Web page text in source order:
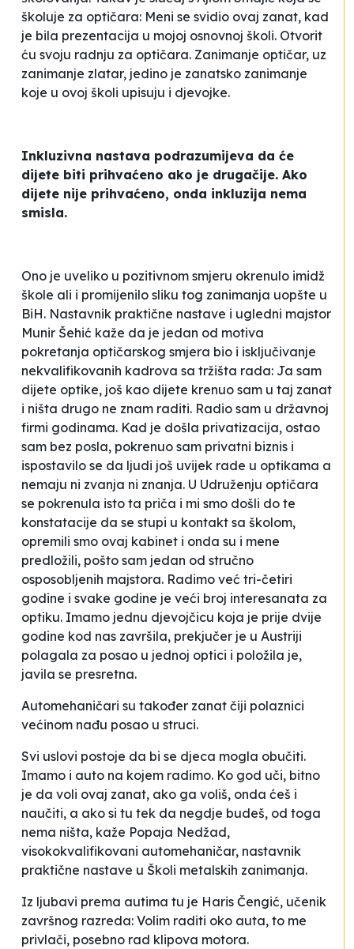
školuje za optičara: Meni se svidio ovaj zanat, kad
je bila prezentacija u mojoj osnovnoj školi. Otvorit
ću svoju radnju za optičara. Zanimanje optičar, uz
zanimanje zlatar, jedino je zanatsko zanimanje
koje u ovoj školi upisuju i djevojke.
Inkluzivna nastava podrazumijeva da će
dijete biti prihvaćeno ako je drugačije. Ako
dijete nije prihvaćeno, onda inkluzija nema
smisla.
Ono je uveliko u pozitivnom smjeru okrenulo imidž
škole ali i promijenilo sliku tog zanimanja uopšte u
BiH. Nastavnik praktične nastave i ugledni majstor
Munir Šehić kaže da je jedan od motiva
pokretanja optičarskog smjera bio i isključivanje
nekvalifikovanih kadrova sa tržišta rada: Ja sam
dijete optike, još kao dijete krenuo sam u taj zanat
i ništa drugo ne znam raditi. Radio sam u državnoj
firmi godinama. Kad je došla privatizacija, ostao
sam bez posla, pokrenuo sam privatni biznis i
ispostavilo se da ljudi još uvijek rade u optikama a
nemaju ni zvanja ni znanja. U Udruženju optičara
se pokrenula isto ta priča i mi smo došli do te
konstatacije da se stupi u kontakt sa školom,
opremili smo ovaj kabinet i onda su i mene
predložili, pošto sam jedan od stručno
osposobljenih majstora. Radimo već tri-četiri
godine i svake godine je veći broj interesanata za
optiku. Imamo jednu djevojčicu koja je prije dvije
godine kod nas završila, prekjučer je u Austriji
polagala za posao u jednoj optici i položila je,
javila se presretna.
Automehaničari su također zanat čiji polaznici
većinom nađu posao u struci.
Svi uslovi postoje da bi se djeca mogla obučiti.
Imamo i auto na kojem radimo. Ko god uči, bitno
je da voli ovaj zanat, ako ga voliš, onda ćeš i
naučiti, a ako si tu tek da negdje budeš, od toga
nema ništa, kaže Popaja Nedžad,
visokokvalifikovani automehaničar, nastavnik
praktične nastave u Školi metalskih zanimanja.
Iz ljubavi prema autima tu je Haris Čengić, učenik
završnog razreda: Volim raditi oko auta, to me
privlači, posebno rad klipova motora.